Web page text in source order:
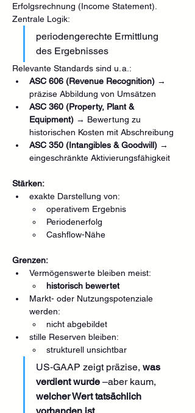
Erfolgsrechnung (Income Statement).
Zentrale Logik:
periodengerechte Ermittlung
des Ergebnisses
Relevante Standards sind u. a.:
ASC 606 (Revenue Recognition) →
präzise Abbildung von Umsätzen
ASC 360 (Property, Plant &
Equipment) → Bewertung zu
historischen Kosten mit Abschreibung
ASC 350 (Intangibles & Goodwill) →
eingeschränkte Aktivierungsfähigkeit
Stärken:
exakte Darstellung von:
operativem Ergebnis
Periodenerfolg
Cashflow-Nähe
Grenzen:
Vermögenswerte bleiben meist:
historisch bewertet
Markt- oder Nutzungspotenziale
werden:
nicht abgebildet
stille Reserven bleiben:
strukturell unsichtbar
US‑GAAP zeigt präzise, was
verdient wurde –aber kaum,
welcher Wert tatsächlich
vorhanden ist.